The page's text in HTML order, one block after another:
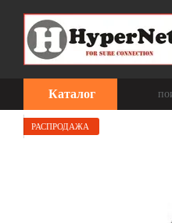
Перейти к основному контенту
Каталог
РАСПРОДАЖА